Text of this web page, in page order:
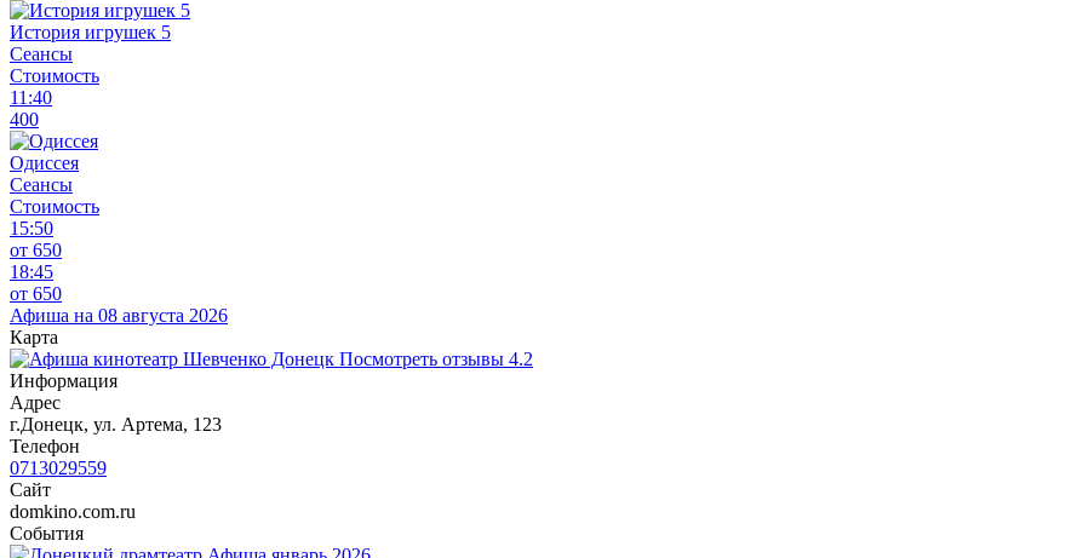
История игрушек 5
Сеансы
Стоимость
11:40
400
Одиссея
Сеансы
Стоимость
15:50
от 650
18:45
от 650
Афиша на 08 августа 2026
Карта
Посмотреть отзывы 4.2
Информация
Адрес
г.Донецк, ул. Артема, 123
Телефон
0713029559
Сайт
domkino.com.ru
События